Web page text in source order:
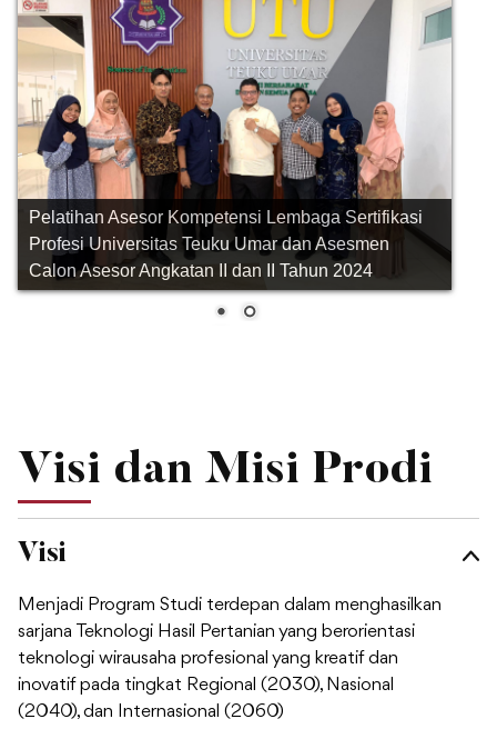
Pelatihan Auditor Mutu Internal ISO 9001:015,
21001:2018 Fakultas Pertanian
Visi
Misi
Menyelenggarakan pendidikan tinggi program
sarjana unggul, berdaya saing, berkualitas yang
secara efektif dan efisien, mampu menghasilkan
lulusan yang kompeten dan mampu bersaing
secara internasional dalam bidang THP.
Menciptakan atmosfir akademik dan lingkungan